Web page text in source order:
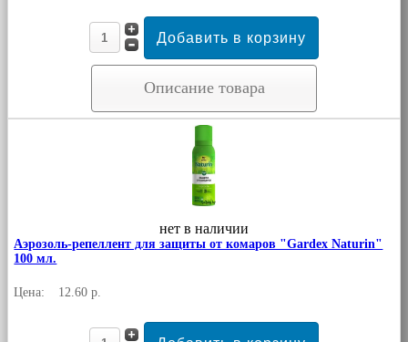
Описание товара
нет в наличии
Аэрозоль-репеллент для защиты от комаров "Gardex Naturin"
100 мл.
Цена: 12.60 р.